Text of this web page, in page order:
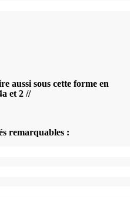
aussi sous cette forme en
et 2 //
remarquables :